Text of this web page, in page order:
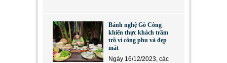
Bánh nghệ Gò Công
khiến thực khách trầm
trồ vì công phu và đẹp
mắt
Ngày 16/12/2023, các